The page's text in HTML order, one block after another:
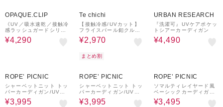
OPAQUE.CLIP
《UV／吸水速乾／接触冷
感ラッシュガードシリー
ズ》フードペプラムジッ
プカーディガン【洗濯機
¥4,290
Te chichi
【接触冷感/UVカット】
フライスパール釦クルー
ネックカーディガン
¥2,970
まとめ割
URBAN RESEARCH
『洗濯可』UVケアポケッ
トシアーカーディガン
¥4,490
ROPE’ PICNIC
シャーベットニット トッ
パーカーディガン/UVケ
ア・接触冷感
¥3,995
ROPE’ PICNIC
シャーベットニット トッ
パーカーディガン/UVケ
ア・接触冷感
¥3,995
ROPE’ PICNIC
ソマルティレイヤード風
ベーシックカーディガン/
UVカット・吸水速乾・遮
熱
¥3,495